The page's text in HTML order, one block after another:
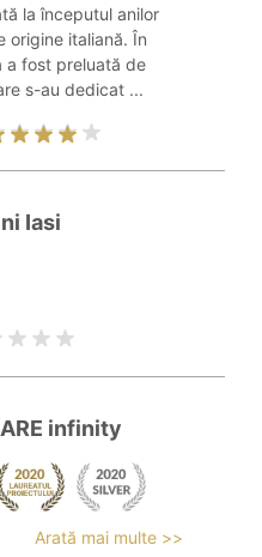
la începutul anilor
origine italiană. În
a fost preluată de
s-au dedicat ...
Iasi
infinity
Arată mai multe >>